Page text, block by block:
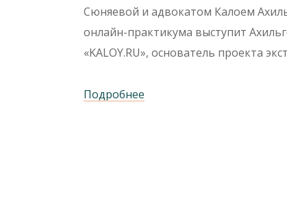
Сюняевой и адвокатом Калоем
онлайн-практикума выступит
«KALOY.RU», основатель проекта
Подробнее